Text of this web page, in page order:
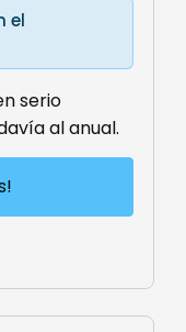
el
serio
al anual.